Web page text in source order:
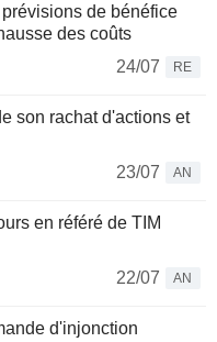
de bénéfice
des coûts
24/07
RE
son rachat d'actions et
23/07
AN
en référé de TIM
22/07
AN
d'injonction